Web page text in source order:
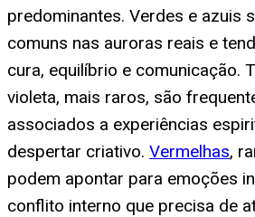
predominantes. Verdes e azuis
comuns nas auroras reais e
cura, equilíbrio e comunicação.
violeta, mais raros, são
associados a experiências
despertar criativo. Vermelhas,
podem apontar para emoções
conflito interno que precisa de